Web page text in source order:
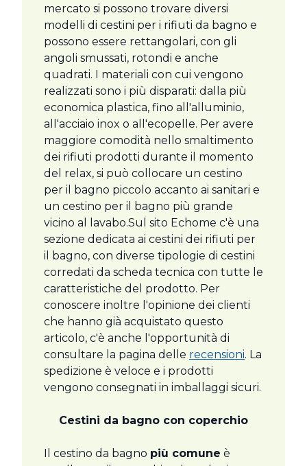
mercato si possono trovare diversi
modelli di cestini per i rifiuti da bagno e
possono essere rettangolari, con gli
angoli smussati, rotondi e anche
quadrati. I materiali con cui vengono
realizzati sono i più disparati: dalla più
economica plastica, fino all'alluminio,
all'acciaio inox o all'ecopelle. Per avere
maggiore comodità nello smaltimento
dei rifiuti prodotti durante il momento
del relax, si può collocare un cestino
per il bagno piccolo accanto ai sanitari e
un cestino per il bagno più grande
vicino al lavabo.Sul sito Echome c'è una
sezione dedicata ai cestini dei rifiuti per
il bagno, con diverse tipologie di cestini
corredati da scheda tecnica con tutte le
caratteristiche del prodotto. Per
conoscere inoltre l'opinione dei clienti
che hanno già acquistato questo
articolo, c'è anche l'opportunità di
consultare la pagina delle recensioni. La
spedizione è veloce e i prodotti
vengono consegnati in imballaggi sicuri.
Cestini da bagno con coperchio
Il cestino da bagno più comune è